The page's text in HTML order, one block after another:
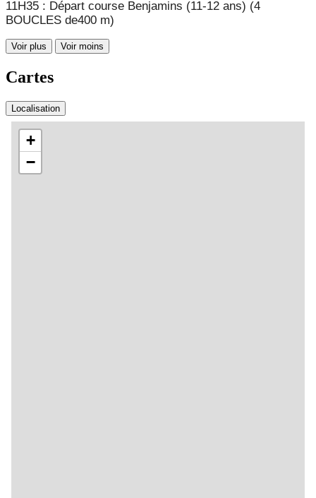
11H35 : Départ course Benjamins (11-12 ans) (4
BOUCLES de400 m)
Voir plus Voir moins
Cartes
Localisation